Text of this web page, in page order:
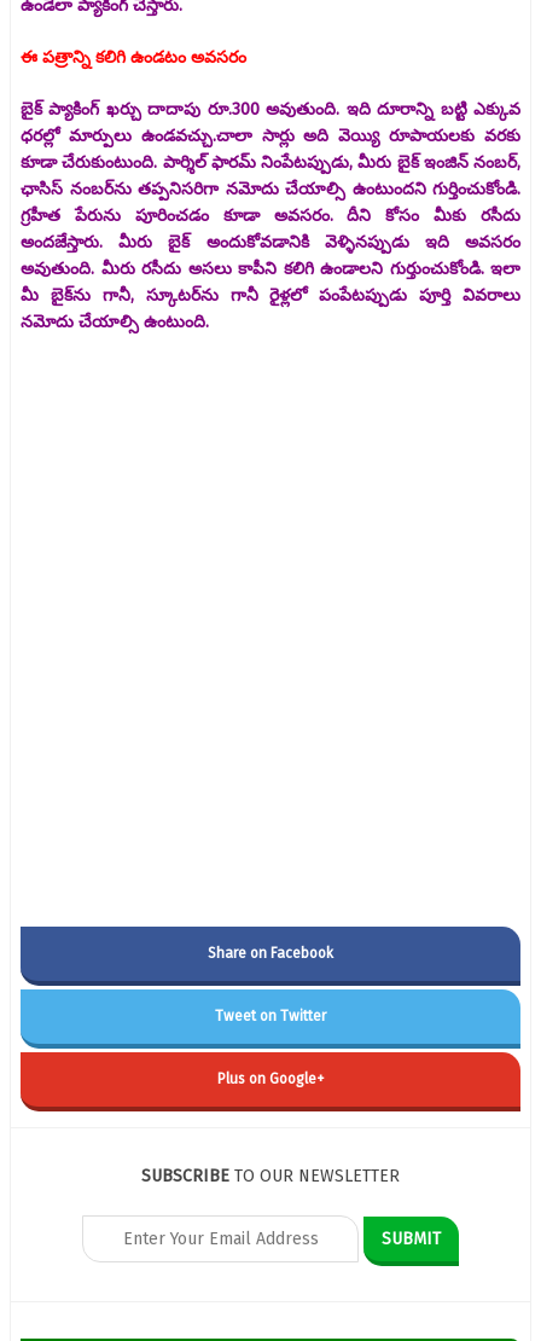
ఉండేలా ప్యాకింగ్‌ చేస్తారు.
ఈ పత్రాన్ని కలిగి ఉండటం అవసరం
బైక్ ప్యాకింగ్ ఖర్చు దాదాపు రూ.300 అవుతుంది. ఇది దూరాన్ని బట్టి ఎక్కువ
ధరల్లో మార్పులు ఉండవచ్చు.చాలా సార్లు అది వెయ్యి రూపాయలకు వరకు
కూడా చేరుకుంటుంది. పార్శిల్ ఫారమ్ నింపేటప్పుడు, మీరు బైక్ ఇంజిన్ నంబర్,
ఛాసిస్ నంబర్‌ను తప్పనిసరిగా నమోదు చేయాల్సి ఉంటుందని గుర్తించుకోండి.
గ్రహీత పేరును పూరించడం కూడా అవసరం. దీని కోసం మీకు రసీదు
అందజేస్తారు. మీరు బైక్ అందుకోవడానికి వెళ్ళినప్పుడు ఇది అవసరం
అవుతుంది. మీరు రసీదు అసలు కాపీని కలిగి ఉండాలని గుర్తుంచుకోండి. ఇలా
మీ బైక్‌ను గానీ, స్కూటర్‌ను గానీ రైళ్లలో పంపేటప్పుడు పూర్తి వివరాలు
నమోదు చేయాల్సి ఉంటుంది.
Share on Facebook
Tweet on Twitter
Plus on Google+
SUBSCRIBE TO OUR NEWSLETTER